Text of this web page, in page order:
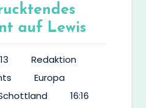
auf Lewis
Redaktion
Europa
16:16